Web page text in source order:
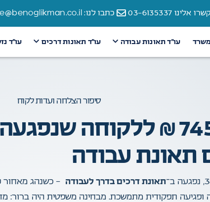
אלינו 03-6135337 כתבו לנו: office@benoglikman.co.il
עו״ד תאונות עבודה עו״ד תאונות דרכים עו״ד
סיפור הצלחה ועדות לקוח
פיצוי של 745,087 ₪ ללקוחה
תאונת עבודה
תאונת דרכים בדרך לעבודה – כשנהג מאחור
ופגיעה תפקודית מתמשכת. מבחינה משפטית היה ברור: